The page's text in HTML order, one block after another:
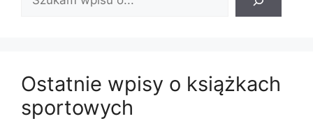
wpis:
Ostatnie wpisy o książkach
sportowych